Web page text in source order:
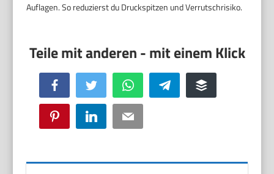
Auflagen. So reduzierst du Druckspitzen und Verrutschrisiko.
Facebook Twitter WhatsApp Telegram Buffer
Pinterest LinkedIn Email